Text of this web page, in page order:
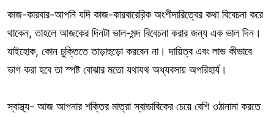
কাজ-কারবার-আপনি যদি কাজ-কারবারের়িক অংশীদারিত্বের কথা বিবেচনা করে
থাকেন, তাহলে আজকের দিনটা ভাল-মন্দ বিবেচনা করার জন্য এক ভাল দিন।
যাইহোক, কোন চুক্তিতে তাড়াহুড়ো করবেন না। দায়িত্ব এবং লাভ কীভাবে
ভাগ করা হবে তা স্পষ্ট বোঝার মতো যথাযথ অধ্যবসায় অপরিহার্য।
স্বাস্থ্য- আজ আপনার শক্তির মাত্রা স্বাভাবিকের চেয়ে বেশি ওঠানামা করতে